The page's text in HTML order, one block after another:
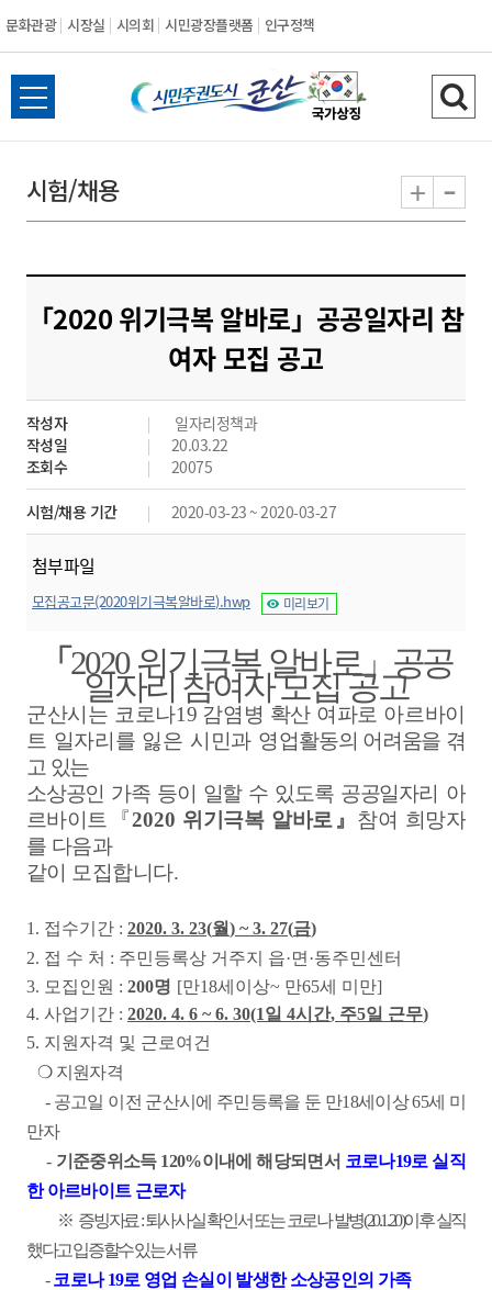
문화관광 시장실 시의회 시민광장플랫폼 인구정책
시
민
도
시
군
산
전
체
뉴
열
검
색
기
시험/채용 + -
「2020 위기극복 알바로」공공일자리 참
여자 모집 공고
작성자
일자리정책과
작성일
20.03.22
조회수
20075
시험/채용 기간 2020-03-23 ~ 2020-03-27
첨부파일
모집공고문(2020위기극복알바로).hwp 미리보기
「 2020 위기극복 알바로」 공공
일자리 참여자 모집 공고
군산시는 코로나19 감염병 확산 여파로 아르바이
트 일자리를 잃은 시민과 영업활동의 어려움을 겪
고 있는
소상공인 가족 등이 일할 수 있도록 공공일자리
아
르바이트
『2020 위기극복 알바로 』 참여 희망자
를 다음과
같이 모집합니다.
1. 접수기간 : 2020. 3. 23(월) ~ 3. 27(금)
2. 접 수 처 : 주민등록상 거주지 읍·면 ·동주민센터
3. 모집인원 : 200명 [만18세이상~ 만65세 미만]
4. 사업기간 : 2020. 4. 6 ~ 6. 30(1일 4시간, 주5일 근무)
5. 지원자격 및 근로여건
❍ 지원자격
- 공고일 이전 군산시에 주민등록을 둔 만18세이상65세 미
만자
- 기준중위소득 120%이내에 해당되면서 코로나19로 실직
한 아르바이트 근로자
※ 증빙자료:퇴사사실 확인서 또는 코로나 발병(20.1.20)이후 실직
했다고 입증할수 있는 서류
-코로나19로 영업 손실이 발생한 소상공인의 가족